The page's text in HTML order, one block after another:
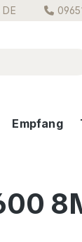
Empfang